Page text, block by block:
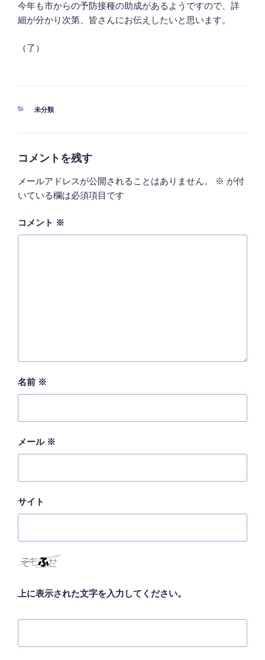
今年も市からの予防接種の助成があるようですので、詳
細が分かり次第、皆さんにお伝えしたいと思います。
（了）
カ
未分類
コメントを残す
メールアドレスが公開されることはありません。 ※ が付
いている欄は必須項目です
コメント ※
名前 ※
メール ※
サイト
上に表示された文字を入力してください。